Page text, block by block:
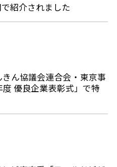
紹介されました
ん協議会連合会・東京事
優良企業表彰式」で特